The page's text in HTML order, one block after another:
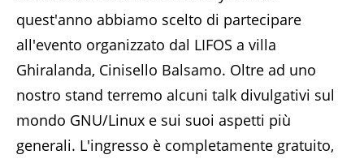
quest'anno abbiamo scelto di partecipare
all'evento organizzato dal LIFOS a villa
Ghiralanda, Cinisello Balsamo. Oltre ad uno
nostro stand terremo alcuni talk divulgativi sul
mondo GNU/Linux e sui suoi aspetti più
generali. L'ingresso è completamente gratuito,